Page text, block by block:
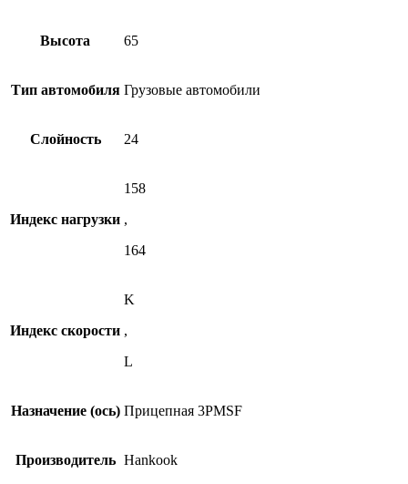
Высота 65
Тип автомобиля Грузовые автомобили
Слойность 24
Индекс нагрузки
158
,
164
Индекс скорости
K
,
L
Назначение (ось) Прицепная 3PMSF
Производитель Hankook